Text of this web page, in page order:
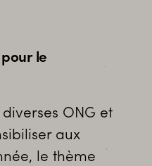
le
ONG et
aux
le thème